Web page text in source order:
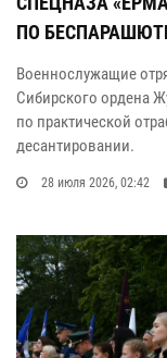
ПО
Военнослужащие
Сибирского ордена
по практической
десантировании.
28 июля 2026, 02:42